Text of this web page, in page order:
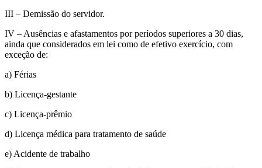
III – Demissão do servidor.
IV – Ausências e afastamentos por períodos superiores a 30 dias,
ainda que considerados em lei como de efetivo exercício, com
exceção de:
a) Férias
b) Licença-gestante
c) Licença-prêmio
d) Licença médica para tratamento de saúde
e) Acidente de trabalho